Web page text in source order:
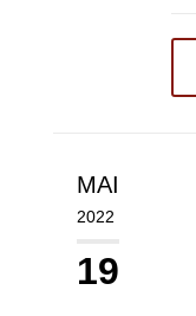
MAI
2022
19